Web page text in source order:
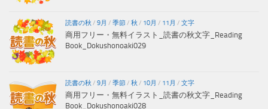
読書の秋 / 9月 / 季節/ 秋 / 10月 / 11月 / 文字
商用フリー・無料イラスト_読書の秋文字_Reading
Book_Dokushonoaki029
読書の秋 / 9月 / 季節/ 秋 / 10月 / 11月 / 文字
商用フリー・無料イラスト_読書の秋文字_Reading
Book_Dokushonoaki028